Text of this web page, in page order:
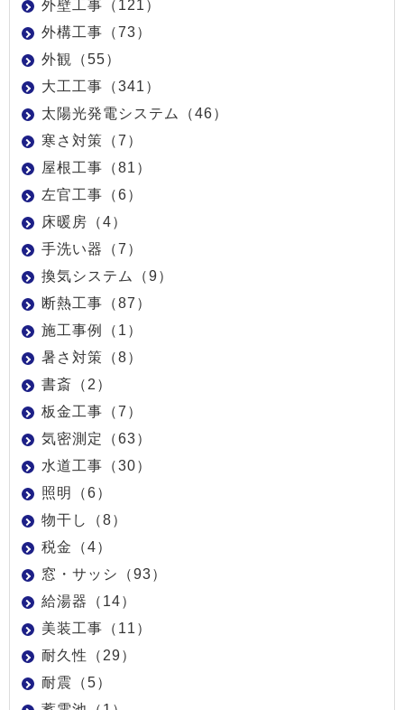
外壁工事（121）
外構工事（73）
外観（55）
大工工事（341）
太陽光発電システム（46）
寒さ対策（7）
屋根工事（81）
左官工事（6）
床暖房（4）
手洗い器（7）
換気システム（9）
断熱工事（87）
施工事例（1）
暑さ対策（8）
書斎（2）
板金工事（7）
気密測定（63）
水道工事（30）
照明（6）
物干し（8）
税金（4）
窓・サッシ（93）
給湯器（14）
美装工事（11）
耐久性（29）
耐震（5）